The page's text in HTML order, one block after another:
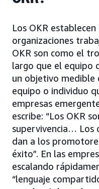
Los OKR
organizaciones
OKR son como el
largo que el equipo
un objetivo medible
equipo o individuo
empresas
escribe: “Los OKR
supervivencia… Los
dan a los
éxito”. En las
escalando
“lenguaje